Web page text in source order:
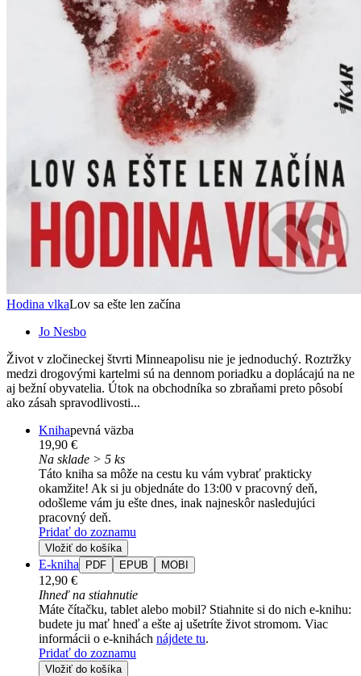
Hodina vlkaLov sa ešte len začína
Jo Nesbo
Život v zločineckej štvrti Minneapolisu nie je jednoduchý. Roztržky
medzi drogovými kartelmi sú na dennom poriadku a doplácajú na ne
aj bežní obyvatelia. Útok na obchodníka so zbraňami preto pôsobí
ako zásah spravodlivosti...
Knihapevná väzba
19,90 €
Na sklade > 5 ks
Táto kniha sa môže na cestu ku vám vybrať prakticky
okamžite! Ak si ju objednáte do 13:00 v pracovný deň,
odošleme vám ju ešte dnes, inak najneskôr nasledujúci
pracovný deň.
Pridať do zoznamu
Vložiť do košíka
E-kniha PDF EPUB MOBI
12,90 €
Ihneď na stiahnutie
Máte čítačku, tablet alebo mobil? Stiahnite si do nich e-knihu:
budete ju mať hneď a ešte aj ušetríte život stromom. Viac
informácii o e-knihách nájdete tu.
Pridať do zoznamu
Vložiť do košíka